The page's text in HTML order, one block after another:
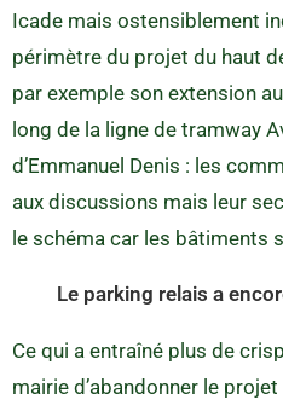
Icade mais ostensiblement
périmètre du projet du haut
par exemple son extension
long de la ligne de tramway
d’Emmanuel Denis : les
aux discussions mais leur
le schéma car les bâtiments
Le parking relais a
Ce qui a entraîné plus de
mairie d’abandonner le